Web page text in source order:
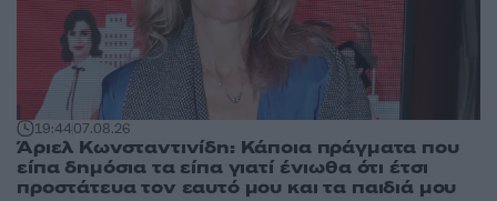
19:4407.08.26
Άριελ Κωνσταντινίδη: Κάποια πράγματα που
είπα δημόσια τα είπα γιατί ένιωθα ότι έτσι
προστάτευα τον εαυτό μου και τα παιδιά μου